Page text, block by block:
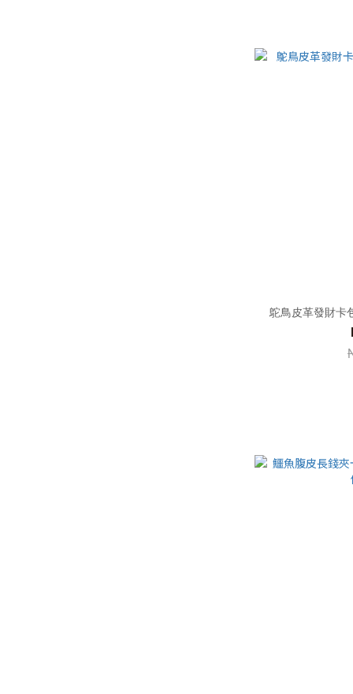
鴕鳥皮革發財卡